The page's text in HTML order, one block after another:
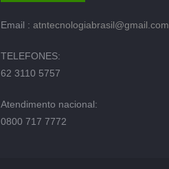
Email : atntecnologiabrasil@gmail.com
TELEFONES:
62 3110 5757
Atendimento nacional:
0800 717 7772